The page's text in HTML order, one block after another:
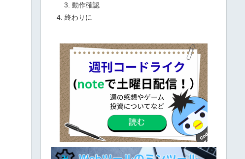
動作確認
終わりに